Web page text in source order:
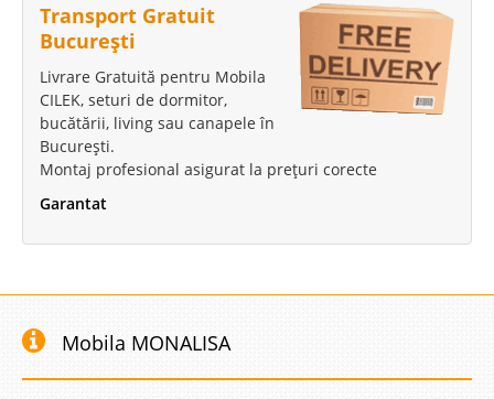
Transport Gratuit
București
Livrare Gratuită pentru Mobila
CILEK, seturi de dormitor,
bucătării, living sau canapele în
București.
Montaj profesional asigurat la prețuri corecte
Garantat
Mobila MONALISA